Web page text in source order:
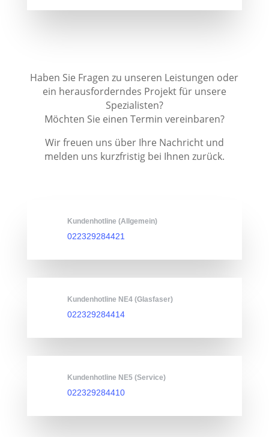
Haben Sie Fragen zu unseren Leistungen oder
ein herausforderndes Projekt für unsere
Spezialisten?
Möchten Sie einen Termin vereinbaren?
Wir freuen uns über Ihre Nachricht und
melden uns kurzfristig bei Ihnen zurück.
Kundenhotline (Allgemein)
022329284421
Kundenhotline NE4 (Glasfaser)
022329284414
Kundenhotline NE5 (Service)
022329284410